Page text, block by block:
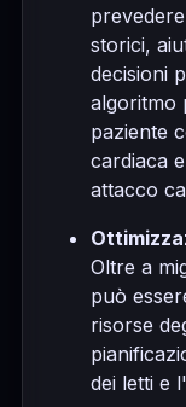
storici,
decisioni
algoritmo
paziente
cardiaca
attacco
Oltre a
può
risorse
dei letti e